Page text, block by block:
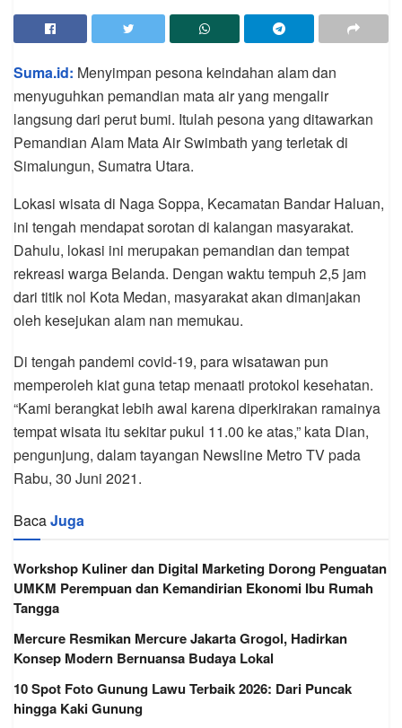
Suma.id: Menyimpan pesona keindahan alam dan
menyuguhkan pemandian mata air yang mengalir
langsung dari perut bumi. Itulah pesona yang ditawarkan
Pemandian Alam Mata Air Swimbath yang terletak di
Simalungun, Sumatra Utara.
Lokasi wisata di Naga Soppa, Kecamatan Bandar Haluan,
ini tengah mendapat sorotan di kalangan masyarakat.
Dahulu, lokasi ini merupakan pemandian dan tempat
rekreasi warga Belanda. Dengan waktu tempuh 2,5 jam
dari titik nol Kota Medan, masyarakat akan dimanjakan
oleh kesejukan alam nan memukau.
Di tengah pandemi covid-19, para wisatawan pun
memperoleh kiat guna tetap menaati protokol kesehatan.
“Kami berangkat lebih awal karena diperkirakan ramainya
tempat wisata itu sekitar pukul 11.00 ke atas,” kata Dian,
pengunjung, dalam tayangan Newsline Metro TV pada
Rabu, 30 Juni 2021.
BacaJuga
Workshop Kuliner dan Digital Marketing Dorong Penguatan
UMKM Perempuan dan Kemandirian Ekonomi Ibu Rumah
Tangga
Mercure Resmikan Mercure Jakarta Grogol, Hadirkan
Konsep Modern Bernuansa Budaya Lokal
10 Spot Foto Gunung Lawu Terbaik 2026: Dari Puncak
hingga Kaki Gunung